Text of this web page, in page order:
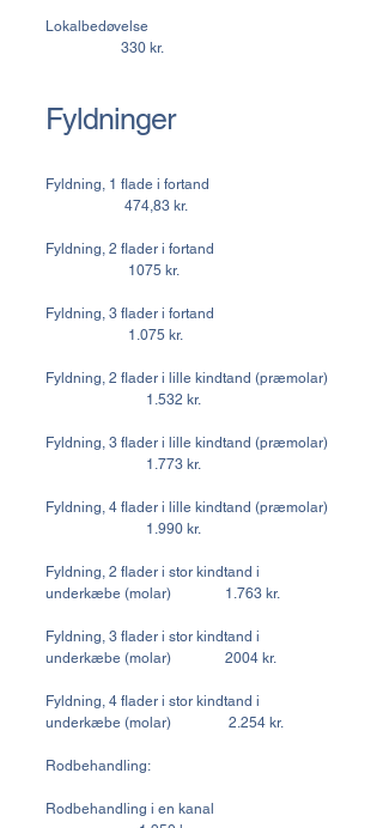
Lokalbedøvelse
330 kr.
Fyldninger
Fyldning, 1 flade i fortand
474,83 kr.
Fyldning, 2 flader i fortand
1075 kr.
Fyldning, 3 flader i fortand
1.075 kr.
Fyldning, 2 flader i lille kindtand (præmolar)
1.532 kr.
Fyldning, 3 flader i lille kindtand (præmolar)
1.773 kr.
Fyldning, 4 flader i lille kindtand (præmolar)
1.990 kr.
Fyldning, 2 flader i stor kindtand i
underkæbe (molar) 1.763 kr.
Fyldning, 3 flader i stor kindtand i
underkæbe (molar) 2004 kr.
Fyldning, 4 flader i stor kindtand i
underkæbe (molar) 2.254 kr.
Rodbehandling:
Rodbehandling i en kanal